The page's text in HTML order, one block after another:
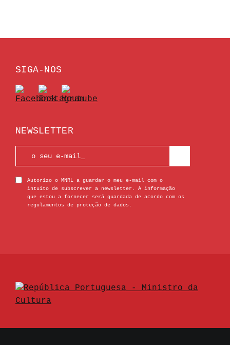
SIGA-NOS
NEWSLETTER
Autorizo o MNRL a guardar o meu e-mail com o
intuito de subscrever a newsletter. A informação
que estou a fornecer será guardada de acordo com os
regulamentos de proteção de dados.